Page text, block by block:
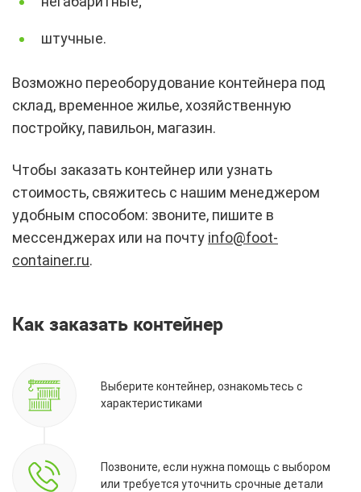
штучные.
Возможно переоборудование контейнера под
склад, временное жилье, хозяйственную
постройку, павильон, магазин.
Чтобы заказать контейнер или узнать
стоимость, свяжитесь с нашим менеджером
удобным способом: звоните, пишите в
мессенджерах или на почту info@foot-
container.ru.
Как заказать контейнер
Выберите контейнер, ознакомьтесь с
характеристиками
Позвоните, если нужна помощь с выбором
или требуется уточнить срочные детали